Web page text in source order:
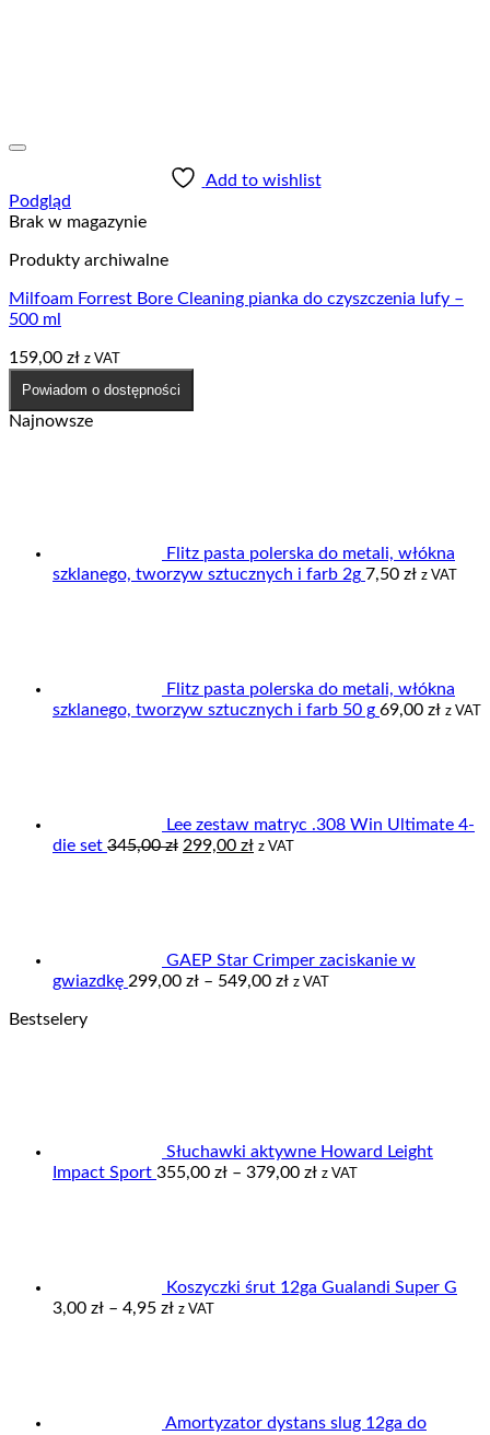
Add to wishlist
Podgląd
Brak w magazynie
Produkty archiwalne
Milfoam Forrest Bore Cleaning pianka do czyszczenia lufy –
500 ml
159,00 zł z VAT
Powiadom o dostępności
Najnowsze
Flitz pasta polerska do metali, włókna
szklanego, tworzyw sztucznych i farb 2g 7,50 zł z VAT
Flitz pasta polerska do metali, włókna
szklanego, tworzyw sztucznych i farb 50 g 69,00 zł z VAT
Lee zestaw matryc .308 Win Ultimate 4-
die set 345,00zł Pierwotna
299,00 złAktualna
z VAT
GAEP Star Crimper zaciskanie w
gwiazdkę 299,00 zł – 549,00 złZakres
z VAT
Bestselery
Słuchawki aktywne Howard Leight
Impact Sport 355,00 zł – 379,00 złZakres
z VAT
Koszyczki śrut 12ga Gualandi Super G
3,00 zł – 4,95 złZakres
z VAT
Amortyzator dystans slug 12ga do